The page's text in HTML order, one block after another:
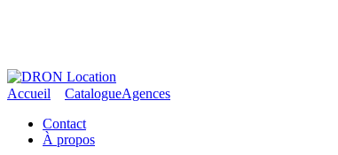
Accueil CatalogueAgences
Contact
À propos